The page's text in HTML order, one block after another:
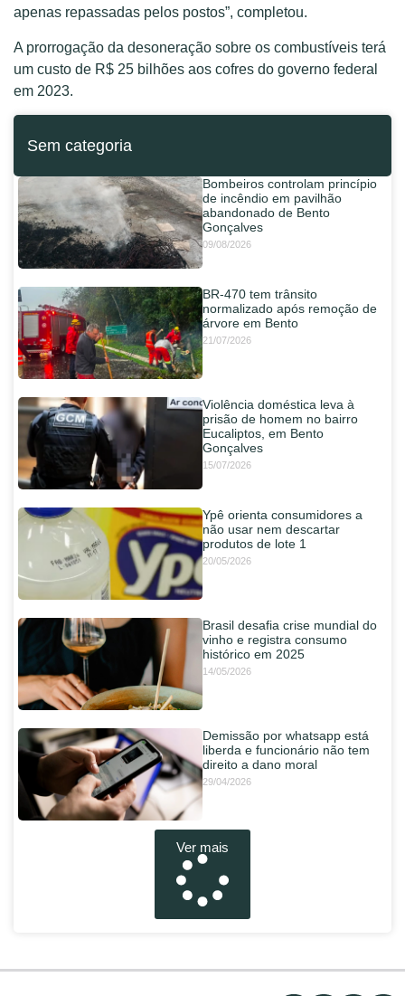
apenas repassadas pelos postos”, completou.
A prorrogação da desoneração sobre os combustíveis terá
um custo de R$ 25 bilhões aos cofres do governo federal
em 2023.
Sem categoria
Bombeiros controlam princípio
de incêndio em pavilhão
abandonado de Bento
Gonçalves
09/08/2026
BR-470 tem trânsito
normalizado após remoção de
árvore em Bento
21/07/2026
Violência doméstica leva à
prisão de homem no bairro
Eucaliptos, em Bento
Gonçalves
15/07/2026
Ypê orienta consumidores a
não usar nem descartar
produtos de lote 1
20/05/2026
Brasil desafia crise mundial do
vinho e registra consumo
histórico em 2025
14/05/2026
Demissão por whatsapp está
liberda e funcionário não tem
direito a dano moral
29/04/2026
Ver mais